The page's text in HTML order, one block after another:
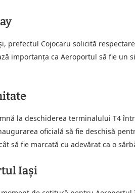
prefectul Cojocaru solicită
importanța ca Aeroportul să fie un
la deschiderea terminalului T4
oficială să fie deschisă
să fie marcată cu adevărat ca o
Iași